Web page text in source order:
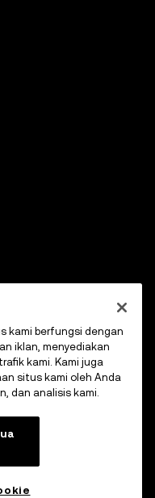
kami berfungsi dengan
iklan, menyediakan
kami. Kami juga
situs kami oleh Anda
dan analisis kami.